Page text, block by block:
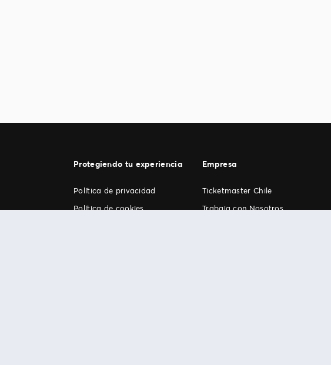
Protegiendo tu experiencia
Política de privacidad
Política de cookies
Empresa
Ticketmaster Chile
Trabaja con Nosotros